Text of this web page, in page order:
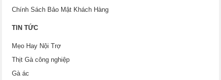
Chính Sách Bảo Mật Khách Hàng
TIN TỨC
Mẹo Hay Nội Trợ
Thịt Gà công nghiệp
Gà ác